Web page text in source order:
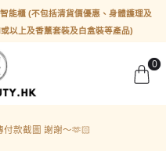
櫃 (不包括清貨價優惠、身體護理及
以上及香薰套裝及白盒裝等產品)
0
款截圖 謝謝～🫶🏻